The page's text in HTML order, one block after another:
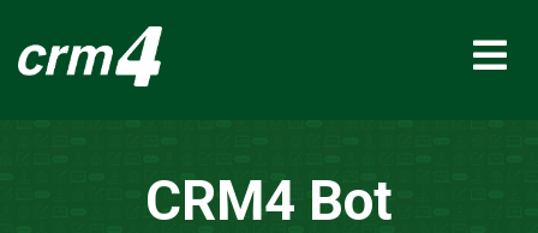
CRM4 Bot